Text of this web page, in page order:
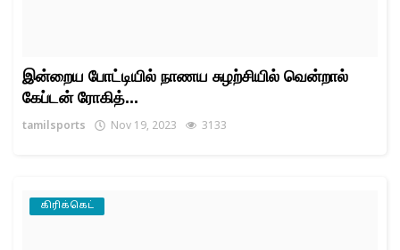
இன்றைய போட்டியில் நாணய சுழற்சியில் வென்றால்
கேப்டன் ரோகித்...
tamilsports Nov 19, 2023 3133
கிரிக்கெட்